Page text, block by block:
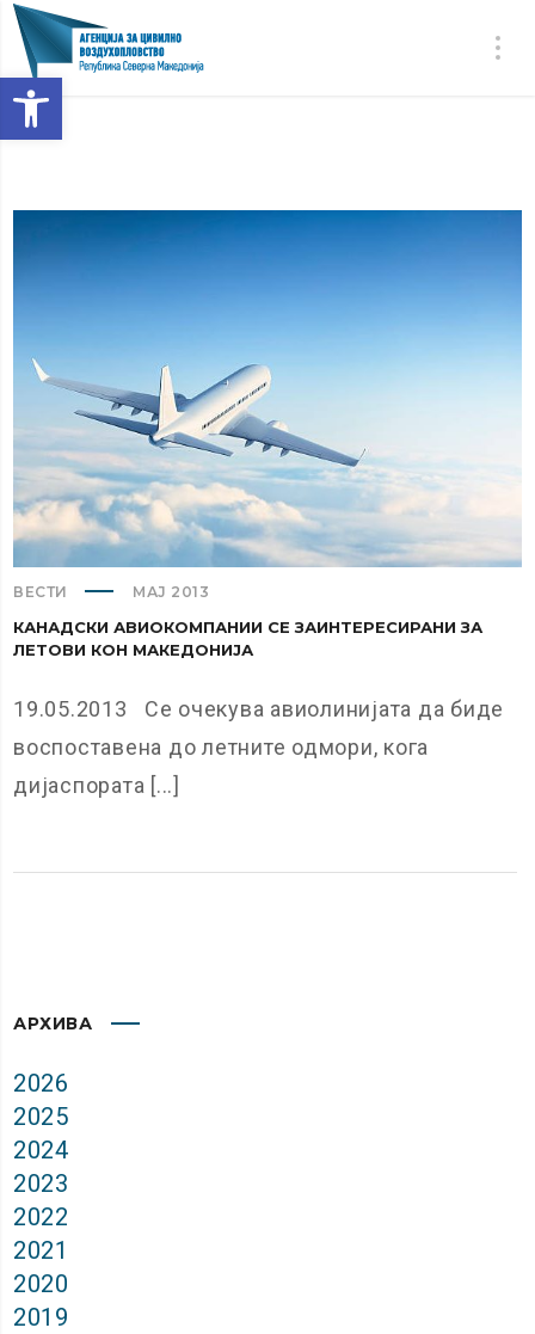
Open toolbar
ВЕСТИ МАЈ 2013
КАНАДСКИ АВИОКОМПАНИИ СЕ ЗАИНТЕРЕСИРАНИ ЗА
ЛЕТОВИ КОН МАКЕДОНИЈА
19.05.2013 Се очекува авиолинијата да биде
воспоставена до летните одмори, кога
дијаспората [...]
АРХИВА
2026
2025
2024
2023
2022
2021
2020
2019